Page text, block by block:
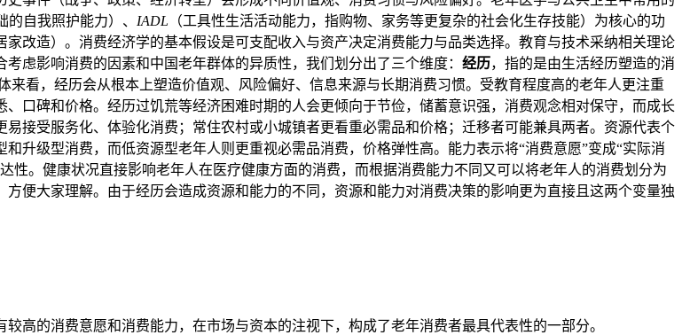
的自我照护能力）、 IADL （工具性生活活动能力，指购物、家务等更复杂的社会化生存技能）为核心的功
改造）。消费经济学的基本假设是可支配收入与资产决定消费能力与品类选择。教育与技术采纳相关理论
虑影响消费的因素和中国老年群体的异质性，我们划分出了三个维度： 经历，指的是由生活经历塑造的消
来看，经历会从根本上塑造价值观、风险偏好、信息来源与长期消费习惯。受教育程度高的老年人更注重
口碑和价格。经历过饥荒等经济困难时期的人会更倾向于节俭，储蓄意识强，消费观念相对保守，而成长
接受服务化、体验化消费；常住农村或小城镇者更看重必需品和价格；迁移者可能兼具两者。资源代表个
升级型消费，而低资源型老年人则更重视必需品消费，价格弹性高。能力表示将“消费意愿”变成“实际消
性。健康状况直接影响老年人在医疗健康方面的消费，而根据消费能力不同又可以将老年人的消费划分为
便大家理解。由于经历会造成资源和能力的不同，资源和能力对消费决策的影响更为直接且这两个变量独
高的消费意愿和消费能力，在市场与资本的注视下，构成了老年消费者最具代表性的一部分。